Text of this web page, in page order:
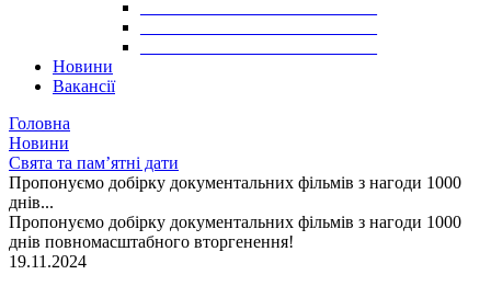
Новини
Вакансії
Головна
Новини
Свята та пам’ятні дати
Пропонуємо добірку документальних фільмів з нагоди 1000
днів...
Пропонуємо добірку документальних фільмів з нагоди 1000
днів повномасштабного вторгенення!
19.11.2024